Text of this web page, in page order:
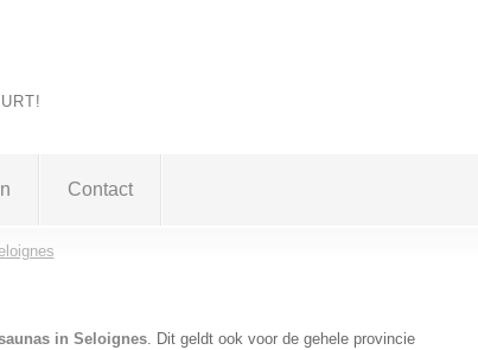
Contact
in Seloignes. Dit geldt ook voor de gehele provincie